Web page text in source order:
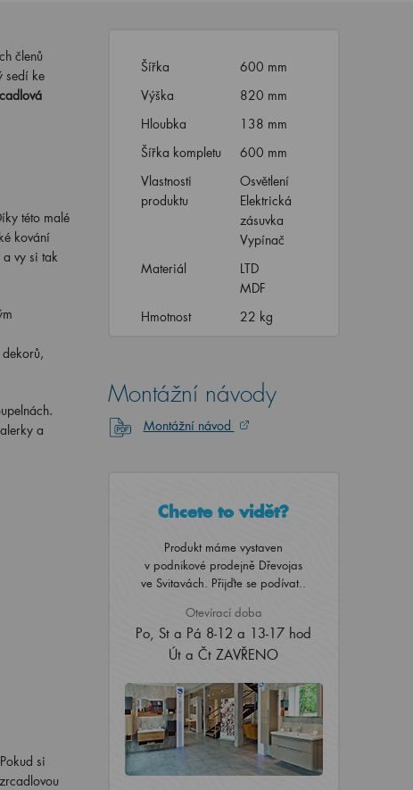
členů
sedí ke
této malé
kování
vy si tak
a
si
Šířka
600 mm
Výška
820 mm
Hloubka
138 mm
Šířka kompletu
600 mm
Vlastnosti
produktu
Osvětlení
Elektrická
zásuvka
Vypínač
Materiál
LTD
MDF
Hmotnost
22 kg
Montážní návody
Montážní návod
Chcete to vidět?
Produkt máme vystaven
v podnikové prodejně Dřevojas
ve Svitavách. Přijďte se podívat..
Otevírací doba
Po, St a Pá 8-12 a 13-17 hod
Út a Čt ZAVŘENO